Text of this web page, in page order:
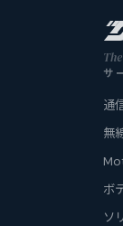
サ
通
無
ボ
ソ